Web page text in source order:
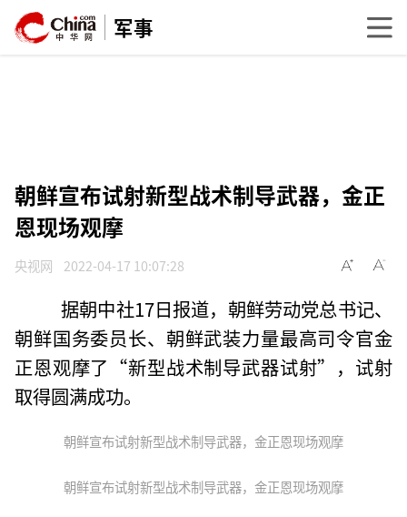
军事
朝鲜宣布试射新型战术制导武器，金正
恩现场观摩
央视网 2022-04-17 10:07:28
据朝中社17日报道，朝鲜劳动党总书记、
朝鲜国务委员长、朝鲜武装力量最高司令官金
正恩观摩了“新型战术制导武器试射”，试射
取得圆满成功。
朝鲜宣布试射新型战术制导武器，金正恩现场观摩
朝鲜宣布试射新型战术制导武器，金正恩现场观摩